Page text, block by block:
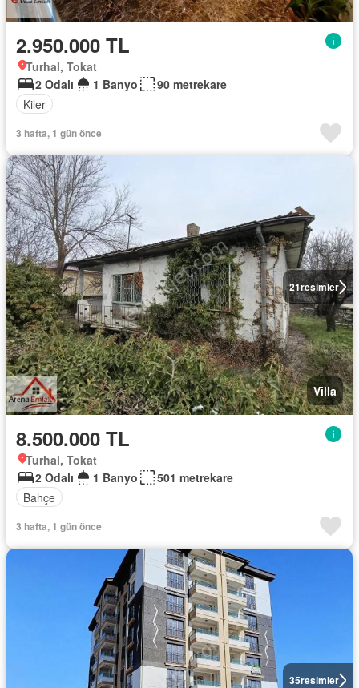
2.950.000 TL
Turhal, Tokat
2 Odalı
1 Banyo
90 metrekare
Kiler
3 hafta, 1 gün önce
21resimler
Villa
8.500.000 TL
Turhal, Tokat
2 Odalı
1 Banyo
501 metrekare
Bahçe
3 hafta, 1 gün önce
35resimler